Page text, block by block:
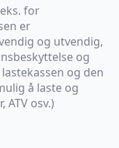
for
er
og utvendig,
og
og den
å laste og
osv.)